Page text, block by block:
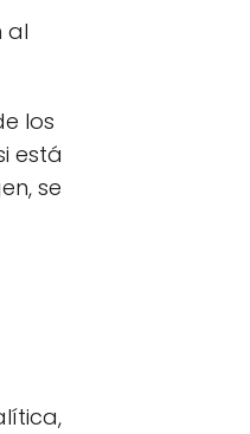
al
los
está
se